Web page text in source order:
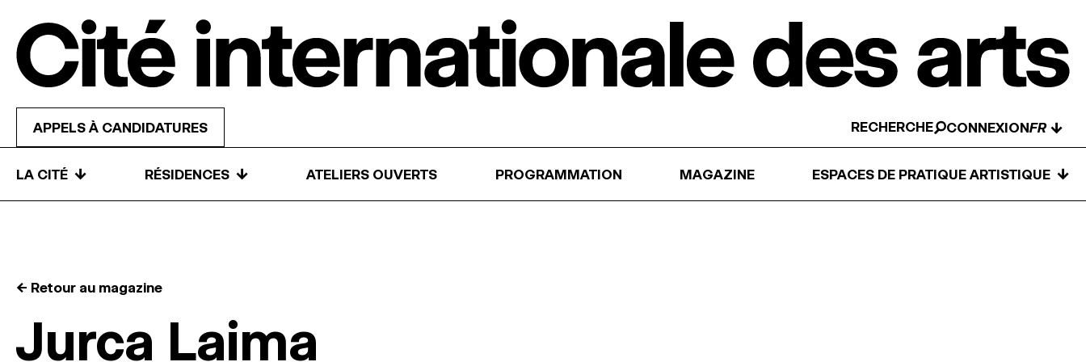
APPELS À CANDIDATURES RECHERCHE CONNEXION ↓
LA CITÉ ↓ RÉSIDENCES ↓ ATELIERS OUVERTS PROGRAMMATION MAGAZINE ESPACES DE PRATIQUE ARTISTIQUE ↓
← Retour au magazine
Jurca Laima